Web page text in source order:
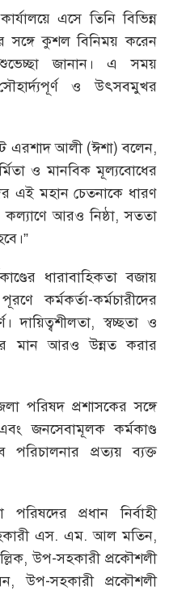
এসে তিনি বিভিন্ন
সঙ্গে কুশল বিনিময় করেন
জানান। এ সময়
ও উৎসবমুখর
এরশাদ আলী (ঈশা) বলেন,
ও মানবিক মূল্যবোধের
এই মহান চেতনাকে ধারণ
আরও নিষ্ঠা, সততা
ধারাবাহিকতা বজায়
কর্মকর্তা-কর্মচারীদের
দায়িত্বশীলতা, স্বচ্ছতা ও
মান আরও উন্নত করার
পরিষদ প্রশাসকের সঙ্গে
জনসেবামূলক কর্মকাণ্ড
প্রত্যয় ব্যক্ত
প্রধান নির্বাহী
সহকারী এস. এম. আল মতিন,
উপ-সহকারী প্রকৌশলী
উপ-সহকারী প্রকৌশলী